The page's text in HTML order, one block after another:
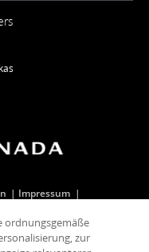
in
Impressum
ordnungsgemäße
zur